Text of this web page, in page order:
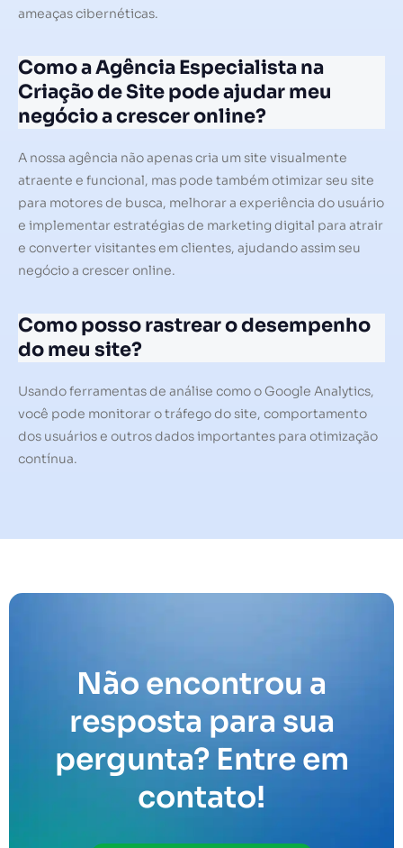
ameaças cibernéticas.
Como a Agência Especialista na
Criação de Site pode ajudar meu
negócio a crescer online?
A nossa agência não apenas cria um site visualmente
atraente e funcional, mas pode também otimizar seu site
para motores de busca, melhorar a experiência do usuário
e implementar estratégias de marketing digital para atrair
e converter visitantes em clientes, ajudando assim seu
negócio a crescer online.
Como posso rastrear o desempenho
do meu site?
Usando ferramentas de análise como o Google Analytics,
você pode monitorar o tráfego do site, comportamento
dos usuários e outros dados importantes para otimização
contínua.
Não encontrou a
resposta para sua
pergunta? Entre em
contato!